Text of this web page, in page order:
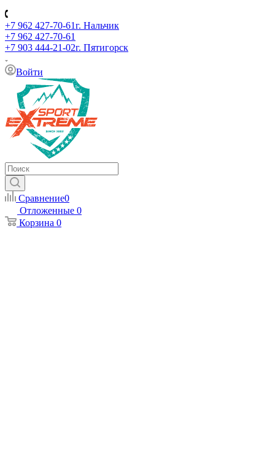
+7 962 427-70-61г. Нальчик
+7 962 427-70-61
+7 903 444-21-02г. Пятигорск
Войти
Сравнение0
Отложенные 0
Корзина 0